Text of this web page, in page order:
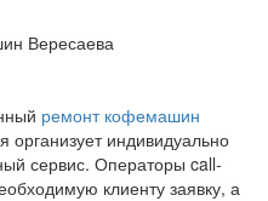
ремонт кофемашин
индивидуально
сервис. Операторы call-
клиенту заявку, а